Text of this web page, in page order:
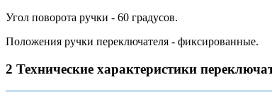
Угол поворота ручки - 60 градусов.
Положения ручки переключателя - фиксированные.
2 Технические характеристики